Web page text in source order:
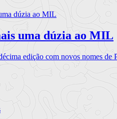
uma dúzia ao MIL
edição com novos nomes de